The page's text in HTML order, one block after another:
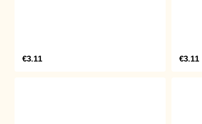
€3.11 €3.11